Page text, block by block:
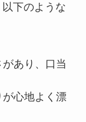
下のような
あり、口当
心地よく漂